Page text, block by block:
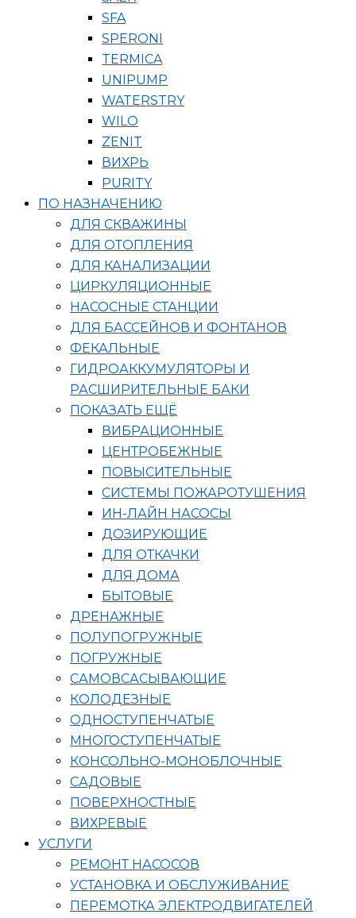
SFA
SPERONI
TERMICA
UNIPUMP
WATERSTRY
WILO
ZENIT
ВИХРЬ
PURITY
ПО НАЗНАЧЕНИЮ
ДЛЯ СКВАЖИНЫ
ДЛЯ ОТОПЛЕНИЯ
ДЛЯ КАНАЛИЗАЦИИ
ЦИРКУЛЯЦИОННЫЕ
НАСОСНЫЕ СТАНЦИИ
ДЛЯ БАССЕЙНОВ И ФОНТАНОВ
ФЕКАЛЬНЫЕ
ГИДРОАККУМУЛЯТОРЫ И
РАСШИРИТЕЛЬНЫЕ БАКИ
ПОКАЗАТЬ ЕЩЁ
ВИБРАЦИОННЫЕ
ЦЕНТРОБЕЖНЫЕ
ПОВЫСИТЕЛЬНЫЕ
СИСТЕМЫ ПОЖАРОТУШЕНИЯ
ИН-ЛАЙН НАСОСЫ
ДОЗИРУЮЩИЕ
ДЛЯ ОТКАЧКИ
ДЛЯ ДОМА
БЫТОВЫЕ
ДРЕНАЖНЫЕ
ПОЛУПОГРУЖНЫЕ
ПОГРУЖНЫЕ
САМОВСАСЫВАЮЩИЕ
КОЛОДЕЗНЫЕ
ОДНОСТУПЕНЧАТЫЕ
МНОГОСТУПЕНЧАТЫЕ
КОНСОЛЬНО-МОНОБЛОЧНЫЕ
САДОВЫЕ
ПОВЕРХНОСТНЫЕ
ВИХРЕВЫЕ
УСЛУГИ
РЕМОНТ НАСОСОВ
УСТАНОВКА И ОБСЛУЖИВАНИЕ
ПЕРЕМОТКА ЭЛЕКТРОДВИГАТЕЛЕЙ